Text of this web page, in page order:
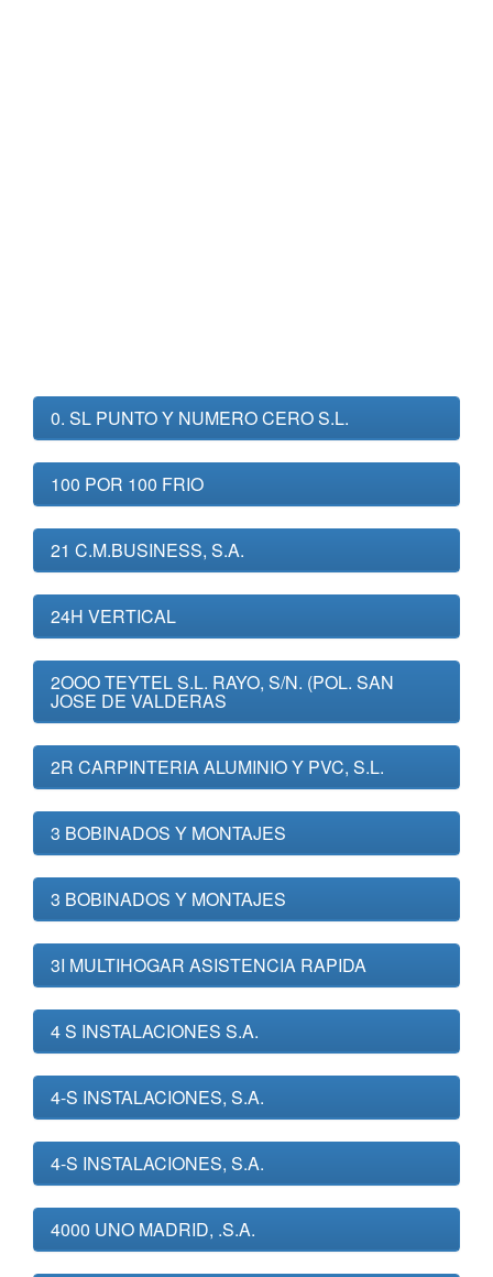
0. SL PUNTO Y NUMERO CERO S.L.
100 POR 100 FRIO
21 C.M.BUSINESS, S.A.
24H VERTICAL
2OOO TEYTEL S.L. RAYO, S/N. (POL. SAN
JOSE DE VALDERAS
2R CARPINTERIA ALUMINIO Y PVC, S.L.
3 BOBINADOS Y MONTAJES
3 BOBINADOS Y MONTAJES
3I MULTIHOGAR ASISTENCIA RAPIDA
4 S INSTALACIONES S.A.
4-S INSTALACIONES, S.A.
4-S INSTALACIONES, S.A.
4000 UNO MADRID, .S.A.